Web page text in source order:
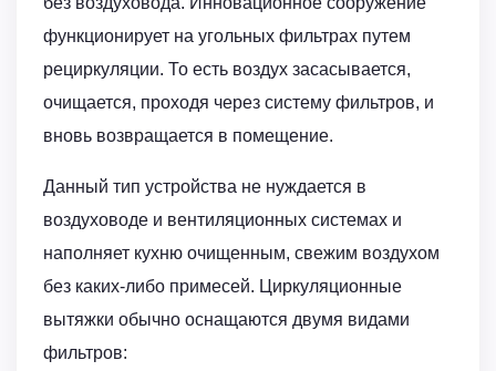
функционирует на угольных фильтрах путем
рециркуляции. То есть воздух засасывается,
очищается, проходя через систему фильтров, и
вновь возвращается в помещение.
Данный тип устройства не нуждается в
воздуховоде и вентиляционных системах и
наполняет кухню очищенным, свежим воздухом
без каких-либо примесей. Циркуляционные
вытяжки обычно оснащаются двумя видами
фильтров: